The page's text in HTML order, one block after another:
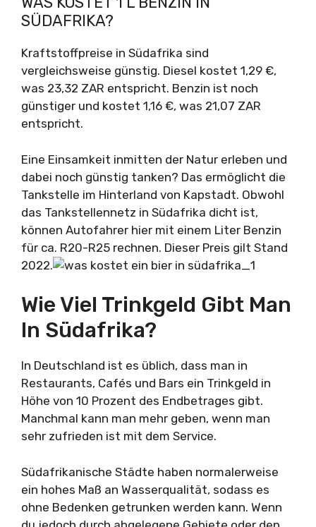
SÜDAFRIKA?
Kraftstoffpreise in Südafrika sind
vergleichsweise günstig. Diesel kostet 1,29 €,
was 23,32 ZAR entspricht. Benzin ist noch
günstiger und kostet 1,16 €, was 21,07 ZAR
entspricht.
Eine Einsamkeit inmitten der Natur erleben und
dabei noch günstig tanken? Das ermöglicht die
Tankstelle im Hinterland von Kapstadt. Obwohl
das Tankstellennetz in Südafrika dicht ist,
können Autofahrer hier mit einem Liter Benzin
für ca. R20-R25 rechnen. Dieser Preis gilt Stand
2022.
Wie Viel Trinkgeld Gibt Man
In Südafrika?
In Deutschland ist es üblich, dass man in
Restaurants, Cafés und Bars ein Trinkgeld in
Höhe von 10 Prozent des Endbetrages gibt.
Manchmal kann man mehr geben, wenn man
sehr zufrieden ist mit dem Service.
Südafrikanische Städte haben normalerweise
ein hohes Maß an Wasserqualität, sodass es
ohne Bedenken getrunken werden kann. Wenn